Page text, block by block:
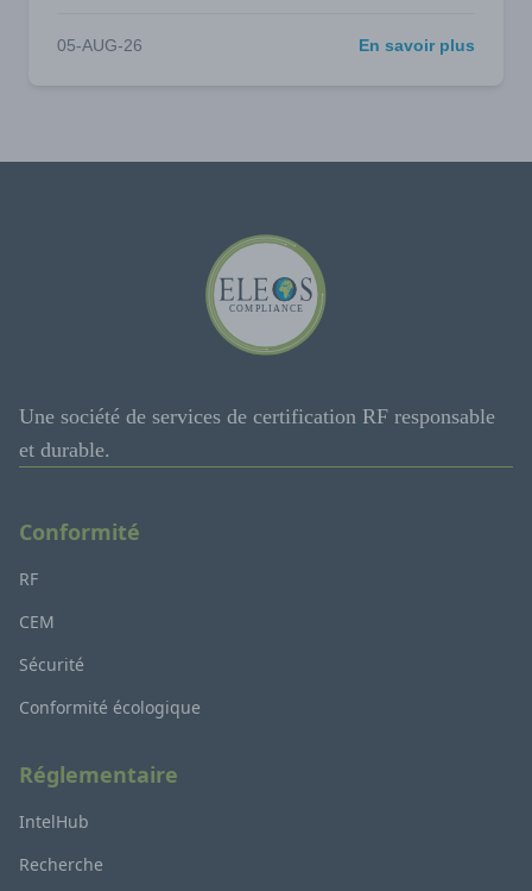
05-AUG-26 En savoir plus
Une société de services de certification RF responsable
et durable.
Conformité
RF
CEM
Sécurité
Conformité écologique
Réglementaire
IntelHub
Recherche